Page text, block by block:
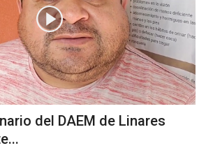
del DAEM de Linares